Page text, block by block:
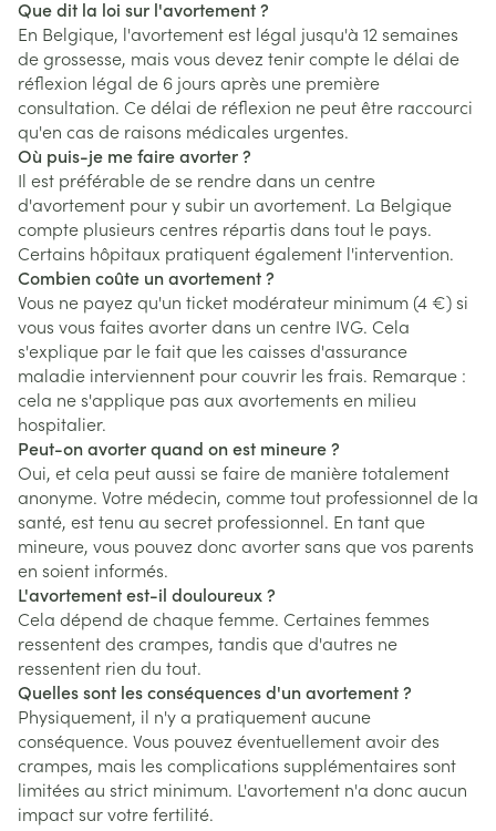
Que dit la loi sur l'avortement ?
En Belgique, l'avortement est légal jusqu'à 12 semaines
de grossesse, mais vous devez tenir compte le délai de
réflexion légal de 6 jours après une première
consultation. Ce délai de réflexion ne peut être raccourci
qu'en cas de raisons médicales urgentes.
Où puis-je me faire avorter ?
Il est préférable de se rendre dans un centre
d'avortement pour y subir un avortement. La Belgique
compte plusieurs centres répartis dans tout le pays.
Certains hôpitaux pratiquent également l'intervention.
Combien coûte un avortement ?
Vous ne payez qu'un ticket modérateur minimum (4 €) si
vous vous faites avorter dans un centre IVG. Cela
s'explique par le fait que les caisses d'assurance
maladie interviennent pour couvrir les frais. Remarque :
cela ne s'applique pas aux avortements en milieu
hospitalier.
Peut-on avorter quand on est mineure ?
Oui, et cela peut aussi se faire de manière totalement
anonyme. Votre médecin, comme tout professionnel de la
santé, est tenu au secret professionnel. En tant que
mineure, vous pouvez donc avorter sans que vos parents
en soient informés.
L'avortement est-il douloureux ?
Cela dépend de chaque femme. Certaines femmes
ressentent des crampes, tandis que d'autres ne
ressentent rien du tout.
Quelles sont les conséquences d'un avortement ?
Physiquement, il n'y a pratiquement aucune
conséquence. Vous pouvez éventuellement avoir des
crampes, mais les complications supplémentaires sont
limitées au strict minimum. L'avortement n'a donc aucun
impact sur votre fertilité.